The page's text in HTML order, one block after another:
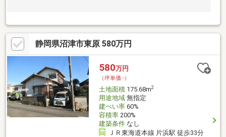
静岡県沼津市東原 580万円
580万円
（坪単価:-）
土地面積175.68m2
用途地域無指定
建ぺい率60%
容積率200%
建築条件なし
ＪＲ東海道本線 片浜駅 徒歩33分